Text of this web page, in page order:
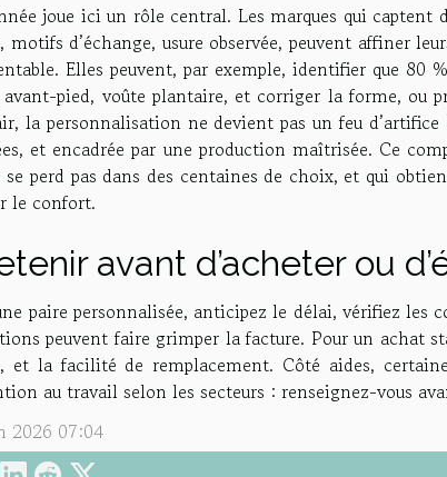
joue ici un rôle central. Les marques qui
motifs d’échange, usure observée, peuvent affiner
Elles peuvent, par exemple, identifier que 80
pied, voûte plantaire, et corriger la forme, ou
la personnalisation ne devient pas un feu
et encadrée par une production maîtrisée. Ce
se perd pas dans des centaines de choix, et qui
le confort.
avant d’acheter ou
paire personnalisée, anticipez le délai, vérifiez les
peuvent faire grimper la facture. Pour un achat
et la facilité de remplacement. Côté aides,
au travail selon les secteurs : renseignez-vous
2026 07:04